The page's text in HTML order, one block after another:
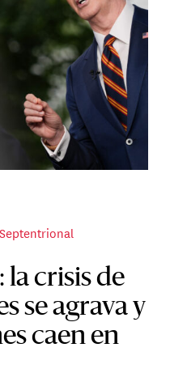
la crisis de
se agrava y
caen en